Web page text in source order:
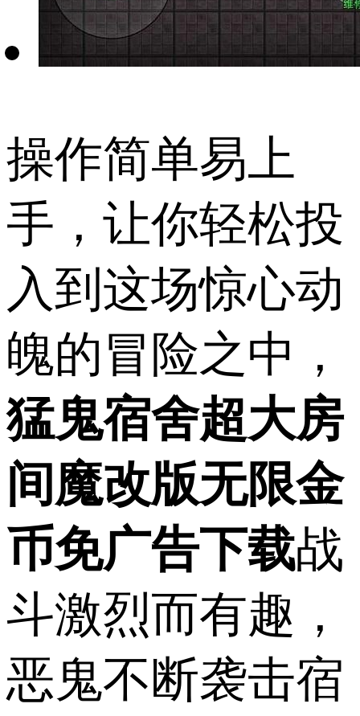
操作简单易上
手，让你轻松投
入到这场惊心动
魄的冒险之中，
猛鬼宿舍超大房
间魔改版无限金
币免广告下载战
斗激烈而有趣，
恶鬼不断袭击宿